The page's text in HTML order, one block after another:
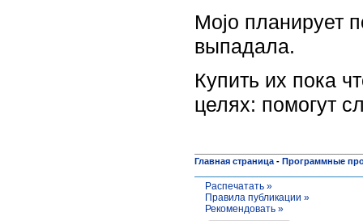
Mojo планирует
выпадала.
Купить их пока
целях: помогут
Главная страница - Программные
Распечатать »
Правила публикации »
Рекомендовать »